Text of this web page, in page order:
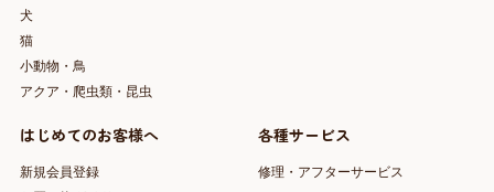
犬
猫
小動物・鳥
アクア・爬虫類・昆虫
はじめてのお客様へ
新規会員登録
各種サービス
修理・アフターサービス